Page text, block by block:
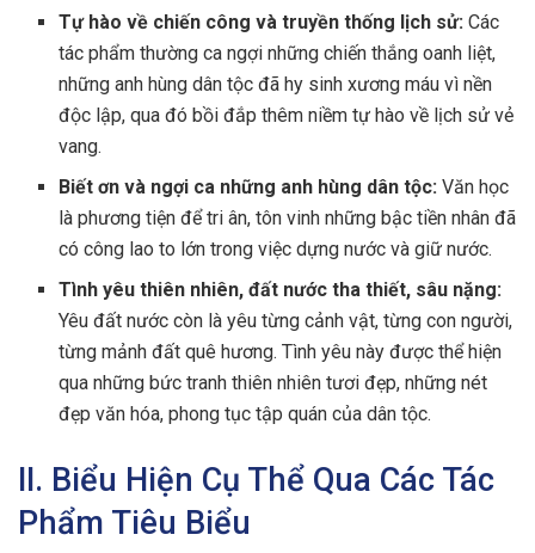
Tự hào về chiến công và truyền thống lịch sử: Các
tác phẩm thường ca ngợi những chiến thắng oanh liệt,
những anh hùng dân tộc đã hy sinh xương máu vì nền
độc lập, qua đó bồi đắp thêm niềm tự hào về lịch sử vẻ
vang.
Biết ơn và ngợi ca những anh hùng dân tộc: Văn học
là phương tiện để tri ân, tôn vinh những bậc tiền nhân đã
có công lao to lớn trong việc dựng nước và giữ nước.
Tình yêu thiên nhiên, đất nước tha thiết, sâu nặng:
Yêu đất nước còn là yêu từng cảnh vật, từng con người,
từng mảnh đất quê hương. Tình yêu này được thể hiện
qua những bức tranh thiên nhiên tươi đẹp, những nét
đẹp văn hóa, phong tục tập quán của dân tộc.
II. Biểu Hiện Cụ Thể Qua Các Tác
Phẩm Tiêu Biểu